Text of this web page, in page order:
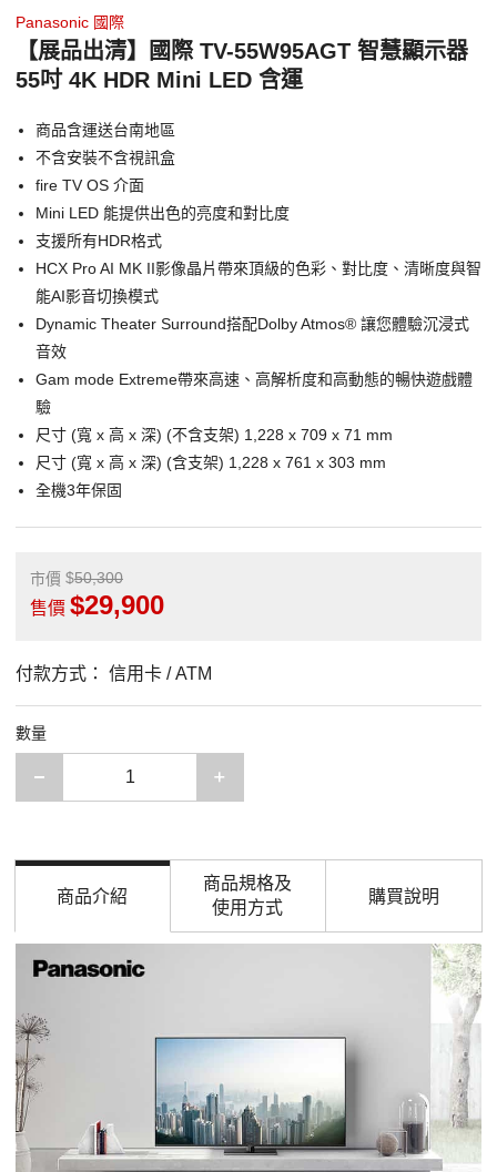
Panasonic 國際
【展品出清】國際 TV-55W95AGT 智慧顯示器
55吋 4K HDR Mini LED 含運
商品含運送台南地區
不含安裝不含視訊盒
fire TV OS 介面
Mini LED 能提供出色的亮度和對比度
支援所有HDR格式
HCX Pro AI MK II影像晶片帶來頂級的色彩、對比度、清晰度與智
能AI影音切換模式
Dynamic Theater Surround搭配Dolby Atmos® 讓您體驗沉浸式
音效
Gam mode Extreme帶來高速、高解析度和高動態的暢快遊戲體
驗
尺寸 (寬 x 高 x 深) (不含支架) 1,228 x 709 x 71 mm
尺寸 (寬 x 高 x 深) (含支架) 1,228 x 761 x 303 mm
全機3年保固
市價 50,300
售價 29,900
付款方式： 信用卡 / ATM
數量
減少一項
商品介紹
商品規格及
使用方式
購買說明